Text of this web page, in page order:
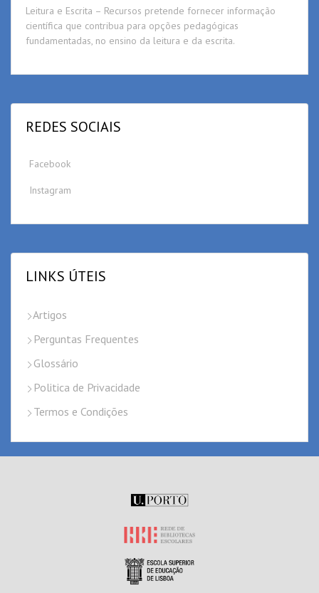
Leitura e Escrita – Recursos pretende fornecer informação
científica que contribua para opções pedagógicas
fundamentadas, no ensino da leitura e da escrita.
REDES SOCIAIS
Facebook
Instagram
LINKS ÚTEIS
Artigos
Perguntas Frequentes
Glossário
Politica de Privacidade
Termos e Condições